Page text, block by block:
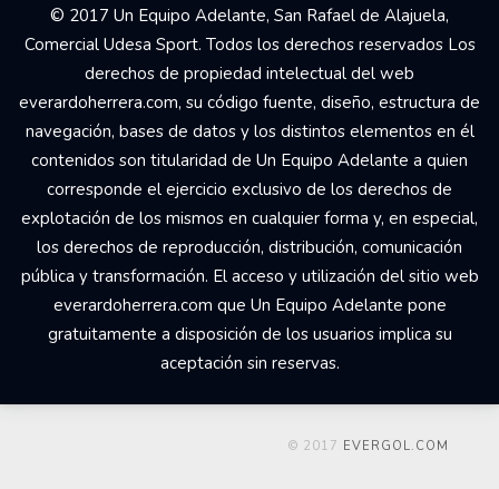
© 2017 Un Equipo Adelante, San Rafael de Alajuela,
Comercial Udesa Sport. Todos los derechos reservados Los
derechos de propiedad intelectual del web
everardoherrera.com, su código fuente, diseño, estructura de
navegación, bases de datos y los distintos elementos en él
contenidos son titularidad de Un Equipo Adelante a quien
corresponde el ejercicio exclusivo de los derechos de
explotación de los mismos en cualquier forma y, en especial,
los derechos de reproducción, distribución, comunicación
pública y transformación. El acceso y utilización del sitio web
everardoherrera.com que Un Equipo Adelante pone
gratuitamente a disposición de los usuarios implica su
aceptación sin reservas.
© 2017 EVERGOL.COM